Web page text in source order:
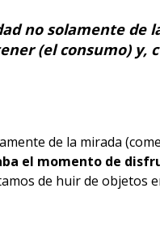
no solamente
(el consumo) y,
de la mirada
el momento de
de huir de objetos